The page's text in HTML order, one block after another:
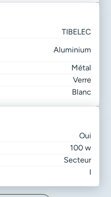
TIBELEC
Aluminium
Métal
Verre
Blanc
Oui
100 w
Secteur
I